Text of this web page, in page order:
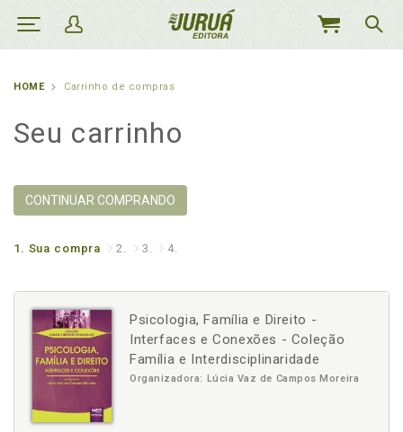
MEU
HOME Carrinho de compras
Seu carrinho
CONTINUAR COMPRANDO
1. Sua compra 2. 3. 4.
Psicologia, Família e Direito -
Interfaces e Conexões - Coleção
Família e Interdisciplinaridade
Organizadora: Lúcia Vaz de Campos Moreira